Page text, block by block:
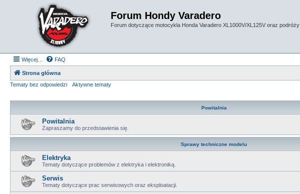
Forum Hondy Varadero
Forum dotyczące motocykla Honda Varadero XL1000V/XL125V oraz podróży
Więcej… FAQ
Strona główna
Tematy bez odpowiedzi
Aktywne tematy
Powitalnia
Powitalnia
Zapraszamy do przedstawienia się.
Sprawy techniczne modelu
Elektryka
Tematy dotyczące problemów z elektryka i elektroniką.
Serwis
Tematy dotyczące prac serwisowych oraz eksploatacji.